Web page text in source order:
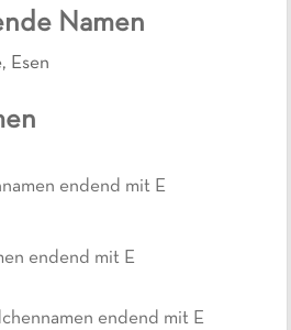
Namen
, Esen
endend mit E
endend mit E
endend mit E